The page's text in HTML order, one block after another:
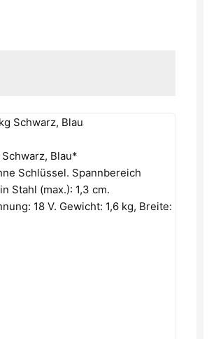
Blau*
Schlüssel. Spannbereich
Stahl (max.): 1,3 cm.
18 V. Gewicht: 1,6 kg, Breite: